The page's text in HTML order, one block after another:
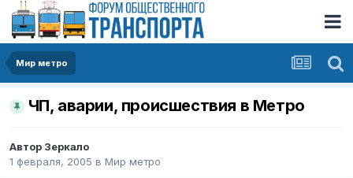
Мир метро
ЧП, аварии, происшествия в Метро
Автор Зеркало
1 февраля, 2005 в Мир метро